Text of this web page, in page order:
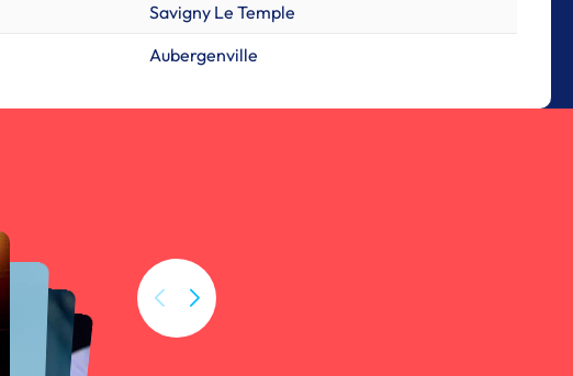
Savigny Le Temple
Aubergenville